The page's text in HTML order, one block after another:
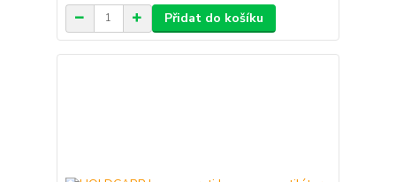
Přidat do košíku